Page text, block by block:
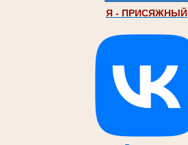
Я - ПРИСЯЖНЫЙ